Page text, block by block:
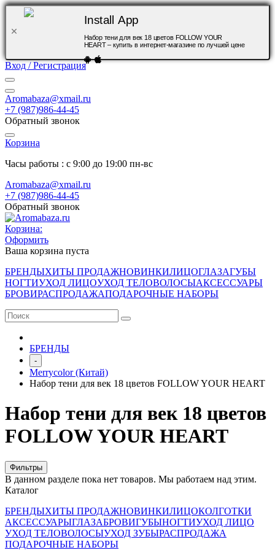
Install App
Набор тени для век 18 цветов FOLLOW YOUR
HEART – купить в интернет-магазине по лучшей цене
Вход / Регистрация
Aromabaza@xmail.ru
+7 (987)986-44-45
Обратный звонок
Корзина
Часы работы : с 9:00 до 19:00 пн-вс
Aromabaza@xmail.ru
+7 (987)986-44-45
Обратный звонок
Корзина:
Оформить
Ваша корзина пуста
БРЕНДЫХИТЫ ПРОДАЖНОВИНКИЛИЦОГЛАЗАГУБЫ
НОГТИУХОД ЛИЦОУХОД ТЕЛОВОЛОСЫАКСЕССУАРЫ
БРОВИРАСПРОДАЖАПОДАРОЧНЫЕ НАБОРЫ
БРЕНДЫ
-
Merrycolor (Китай)
Набор тени для век 18 цветов FOLLOW YOUR HEART
Набор тени для век 18 цветов
FOLLOW YOUR HEART
Фильтры
В данном разделе пока нет товаров. Мы работаем над этим.
Каталог
БРЕНДЫХИТЫ ПРОДАЖНОВИНКИЛИЦОКОЛГОТКИ
АКСЕССУАРЫГЛАЗАБРОВИГУБЫНОГТИУХОД ЛИЦО
УХОД ТЕЛОВОЛОСЫУХОД ЗУБЫРАСПРОДАЖА
ПОДАРОЧНЫЕ НАБОРЫ